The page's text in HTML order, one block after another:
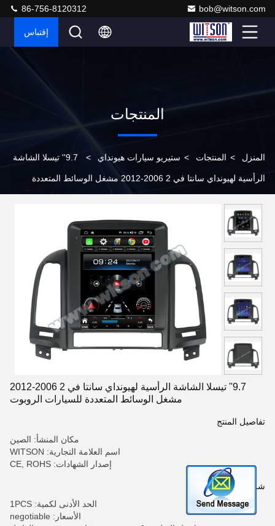
bob@witson.com
86-756-8120312
إقتباس
المنتجات
المنزل > المنتجات > ستيريو سيارات هيونداي > 9.7'' تيسلا الشاشة
الرأسية لهيونداي سانتا في 2 2006-2012 مشغل الوسائط المتعددة
9.7'' تيسلا الشاشة الرأسية لهيونداي سانتا في 2 2006-2012
مشغل الوسائط المتعددة للسيارات الروبوت
تفاصيل المنتج
مكان المنشأ: الصين
اسم العلامة التجارية: WITSON
إصدار الشهادات: CE, ROHS
شروط الدفع والشحن
الحد الأدنى لكمية: 1PCS
الأسعار: negotiable